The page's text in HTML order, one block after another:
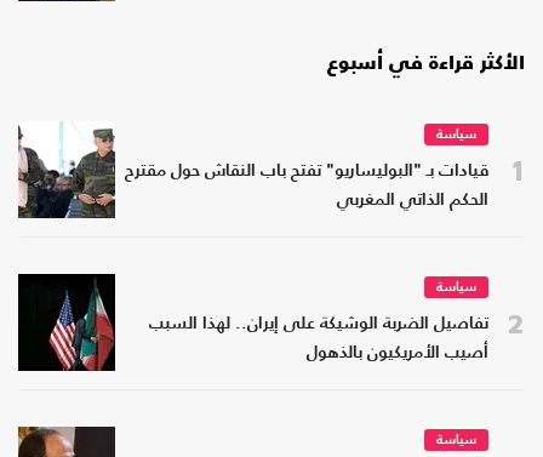
الأكثر قراءة في أسبوع
1
سياسة
قيادات بـ "البوليساريو" تفتح باب النقاش حول مقترح
الحكم الذاتي المغربي
2
سياسة
تفاصيل الضربة الوشيكة على إيران.. لهذا السبب
أصيب الأمريكيون بالذهول
سياسة